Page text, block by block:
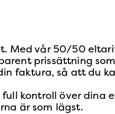
Med vår 50/50
prissättning
faktura, så att du
kontroll över dina
är som lägst​​.